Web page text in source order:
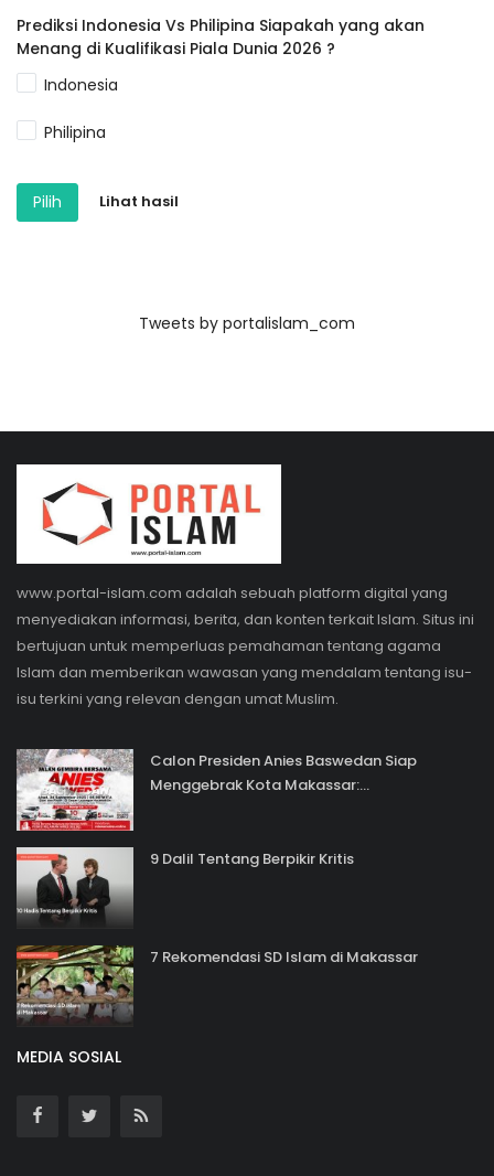
Prediksi Indonesia Vs Philipina Siapakah yang akan
Menang di Kualifikasi Piala Dunia 2026 ?
Indonesia
Philipina
Pilih Lihat hasil
Tweets by portalislam_com
www.portal-islam.com adalah sebuah platform digital yang
menyediakan informasi, berita, dan konten terkait Islam. Situs ini
bertujuan untuk memperluas pemahaman tentang agama
Islam dan memberikan wawasan yang mendalam tentang isu-
isu terkini yang relevan dengan umat Muslim.
Calon Presiden Anies Baswedan Siap
Menggebrak Kota Makassar:...
9 Dalil Tentang Berpikir Kritis
7 Rekomendasi SD Islam di Makassar
MEDIA SOSIAL